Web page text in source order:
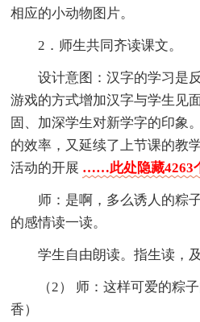
相应的小动物图片。
2．师生共同齐读课文。
设计意图：汉字的学习是
游戏的方式增加汉字与学生见
固、加深学生对新学字的印象
的效率，又延续了上节课的教
活动的开展 ……此处隐藏
师：是啊，多么诱人的粽
的感情读一读。
学生自由朗读。指生读，
（2） 师：这样可爱的粽
香）